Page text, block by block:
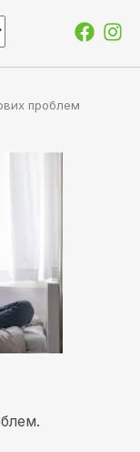
проблем